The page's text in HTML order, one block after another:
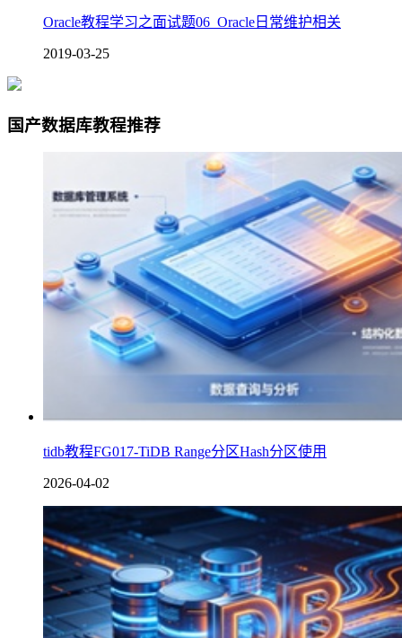
Oracle教程学习之面试题06_Oracle日常维护相关
2019-03-25
国产数据库教程推荐
tidb教程FG017-TiDB Range分区Hash分区使用
2026-04-02